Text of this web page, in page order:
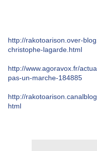
http://rakotoarison.over-
christophe-lagarde.html
http://www.agoravox.fr/
pas-un-marche-184885
http://
html